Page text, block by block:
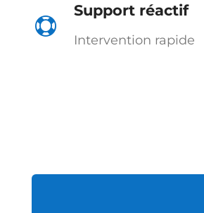

Support réactif
Intervention rapide